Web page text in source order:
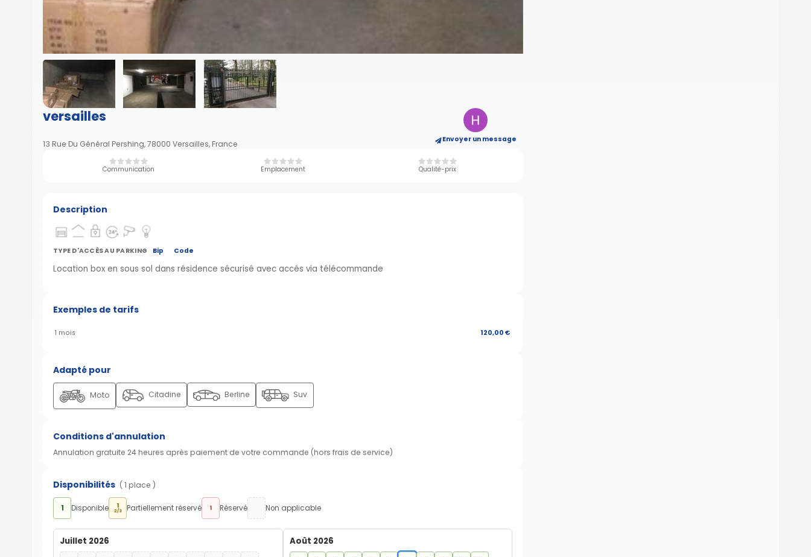
versailles
13 Rue Du Général Pershing, 78000 Versailles, France Envoyer un message
Communication Emplacement Qualité-prix
Description
TYPE D'ACCÈS AU PARKING Bip Code
Location box en sous sol dans résidence sécurisé avec accés via télécommande
Exemples de tarifs
1 mois 120,00 €
Adapté pour
Moto Citadine Berline Suv
Conditions d'annulation
Annulation gratuite 24 heures après paiement de votre commande (hors frais de service)
Disponibilités ( 1 place )
1 Disponible 1
2/3 Partiellement réservé 1 Réservé Non applicable
Juillet 2026 Août 2026